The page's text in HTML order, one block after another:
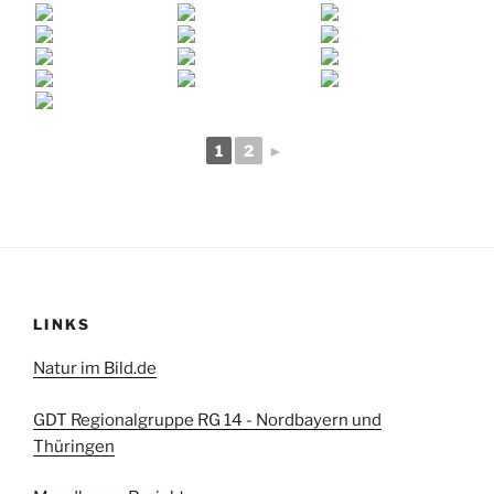
1 2 ►
LINKS
Natur im Bild.de
GDT Regionalgruppe RG 14 - Nordbayern und
Thüringen